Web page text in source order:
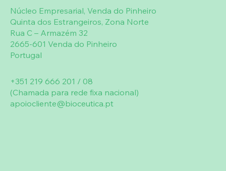
+351 219 666 201 / 08
(Chamada para rede fixa nacional)
apoiocliente@bioceutica.pt
Núcleo Empresarial, Venda do Pinheiro
Quinta dos Estrangeiros, Zona Norte
Rua C – Armazém 32
2665-601 Venda do Pinheiro
Portugal